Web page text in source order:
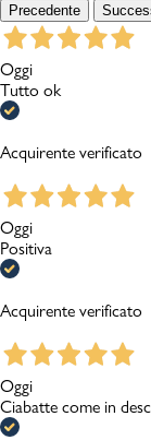
Precedente
Oggi
Tutto ok
Acquirente verificato
Oggi
Positiva
Acquirente verificato
Oggi
Ciabatte come in